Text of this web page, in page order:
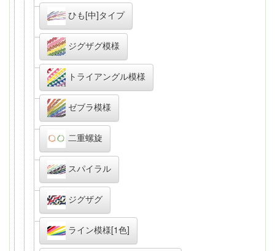
ひも[中]タイプ
ジグザグ模様
トライアングル模様
ゼブラ模様
二重螺旋
スパイラル
ジグザグ
ライン模様[1色]